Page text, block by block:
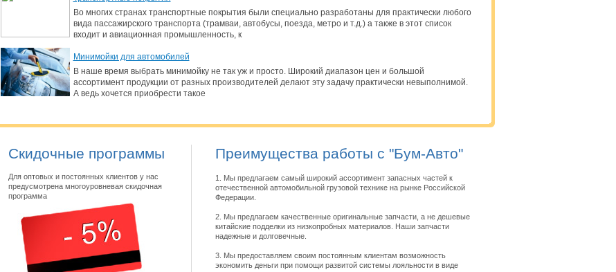
Во многих странах транспортные покрытия были специально разработаны для практически любого
вида пассажирского транспорта (трамваи, автобусы, поезда, метро и т.д.) а также в этот список
входит и авиационная промышленность, к
Минимойки для автомобилей
В наше время выбрать минимойку не так уж и просто. Широкий диапазон цен и большой
ассортимент продукции от разных производителей делают эту задачу практически невыполнимой.
А ведь хочется приобрести такое
Скидочные программы
Для оптовых и постоянных клиентов у нас
предусмотрена многоуровневая скидочная
программа
Преимущества работы с "Бум-Авто"
1. Мы предлагаем самый широкий ассортимент запасных частей к
отечественной автомобильной грузовой технике на рынке Российской
Федерации.
2. Мы предлагаем качественные оригинальные запчасти, а не дешевые
китайские подделки из низкопробных материалов. Наши запчасти
надежные и долговечные.
3. Мы предоставляем своим постоянным клиентам возможность
экономить деньги при помощи развитой системы лояльности в виде